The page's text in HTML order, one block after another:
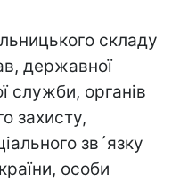
складу
державної
служби, органів
захисту,
зв´язку
особи